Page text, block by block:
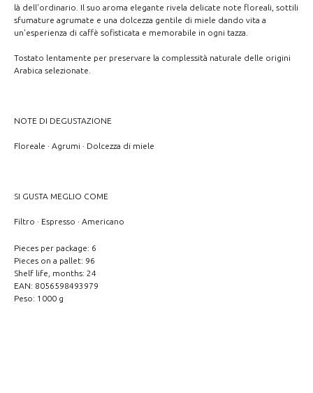
là dell'ordinario. Il suo aroma elegante rivela delicate note floreali, sottili
sfumature agrumate e una dolcezza gentile di miele dando vita a
un'esperienza di caffè sofisticata e memorabile in ogni tazza.
Tostato lentamente per preservare la complessità naturale delle origini
Arabica selezionate.
NOTE DI DEGUSTAZIONE
Floreale · Agrumi · Dolcezza di miele
SI GUSTA MEGLIO COME
Filtro · Espresso · Americano
Pieces per package: 6
Pieces on a pallet: 96
Shelf life, months: 24
EAN: 8056598493979
Peso: 1000 g